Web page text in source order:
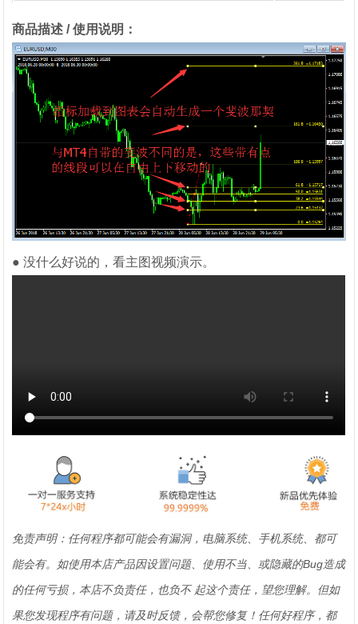
商品描述 / 使用说明：
● 没什么好说的，看主图视频演示。
免责声明：任何程序都可能会有漏洞，电脑系统、手机系统、都可
能会有。如使用本店产品因设置问题、使用不当、或隐藏的Bug造成
的任何亏损，本店不负责任，也负不 起这个责任，望您理解。但如
果您发现程序有问题，请及时反馈，会帮您修复！任何好程序，都